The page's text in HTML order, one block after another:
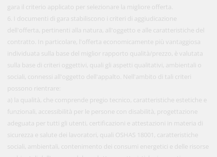
gara il criterio applicato per selezionare la migliore offerta.
6. I documenti di gara stabiliscono i criteri di aggiudicazione
dell'offerta, pertinenti alla natura, all'oggetto e alle caratteristiche del
contratto. In particolare, l'offerta economicamente più vantaggiosa
individuata sulla base del miglior rapporto qualità/prezzo, è valutata
sulla base di criteri oggettivi, quali gli aspetti qualitativi, ambientali o
sociali, connessi all'oggetto dell'appalto. Nell'ambito di tali criteri
possono rientrare:
a) la qualità, che comprende pregio tecnico, caratteristiche estetiche e
funzionali, accessibilità per le persone con disabilità, progettazione
adeguata per tutti gli utenti, certificazioni e attestazioni in materia di
sicurezza e salute dei lavoratori, quali OSHAS 18001, caratteristiche
sociali, ambientali, contenimento dei consumi energetici e delle risorse